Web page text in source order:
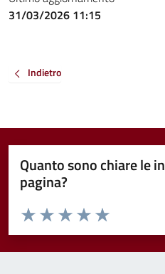
31/03/2026 11:15
Indietro
Quanto sono chiare le
pagina?
Valuta da 1 a 5 stelle la pagina
Valuta 5 stelle
Valuta 4 stelle su
Valuta 3 stelle su 5
Valuta 2 stelle su 5
Valuta 1 stelle su 5